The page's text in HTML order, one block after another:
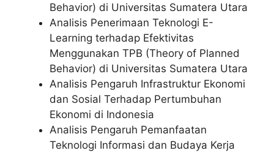
Behavior) di Universitas Sumatera Utara
Analisis Penerimaan Teknologi E-
Learning terhadap Efektivitas
Menggunakan TPB (Theory of Planned
Behavior) di Universitas Sumatera Utara
Analisis Pengaruh Infrastruktur Ekonomi
dan Sosial Terhadap Pertumbuhan
Ekonomi di Indonesia
Analisis Pengaruh Pemanfaatan
Teknologi Informasi dan Budaya Kerja